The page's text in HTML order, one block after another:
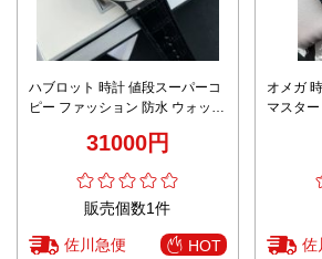
ハブロット 時計 値段スーパーコ
ピー ファッション 防水 ウォッチ
31000円
販売個数1件
佐川急便 HOT
オメガ
マスター
佐